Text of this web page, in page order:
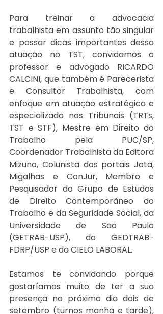
Para treinar a advocacia
trabalhista em assunto tão singular
e passar dicas importantes dessa
atuação no TST, convidamos o
professor e advogado RICARDO
CALCINI, que também é Parecerista
e Consultor Trabalhista, com
enfoque em atuação estratégica e
especializada nos Tribunais (TRTs,
TST e STF), Mestre em Direito do
Trabalho pela PUC/SP,
Coordenador Trabalhista da Editora
Mizuno, Colunista dos portais Jota,
Migalhas e ConJur, Membro e
Pesquisador do Grupo de Estudos
de Direito Contemporâneo do
Trabalho e da Seguridade Social, da
Universidade de São Paulo
(GETRAB-USP), do GEDTRAB-
FDRP/USP e da CIELO LABORAL.
Estamos te convidando porque
gostaríamos muito de ter a sua
presença no próximo dia dois de
setembro (turnos manhã e tarde),